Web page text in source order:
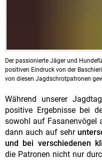
Der passionierte Jäger und
positiven Eindruck von der
von diesen Jagdschrotpatronen
Während unserer
positive Ergebnisse bei
sowohl auf Fasanenvögel
dann auch auf sehr
und bei verschiedenen
die Patronen nicht nur